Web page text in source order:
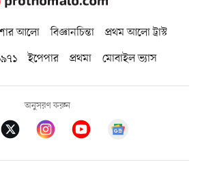
আলো বিজ্ঞানচিন্তা
প্রথম আলো ট্রাস্ট
ইপেপার প্রথমা মোবাইল ভ্যাস
অনুসরণ করুন